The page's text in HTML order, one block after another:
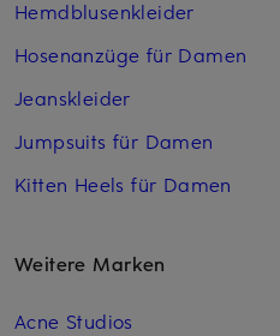
Hemdblusenkleider
Hosenanzüge für Damen
Jeanskleider
Jumpsuits für Damen
Kitten Heels für Damen
Weitere Marken
Acne Studios